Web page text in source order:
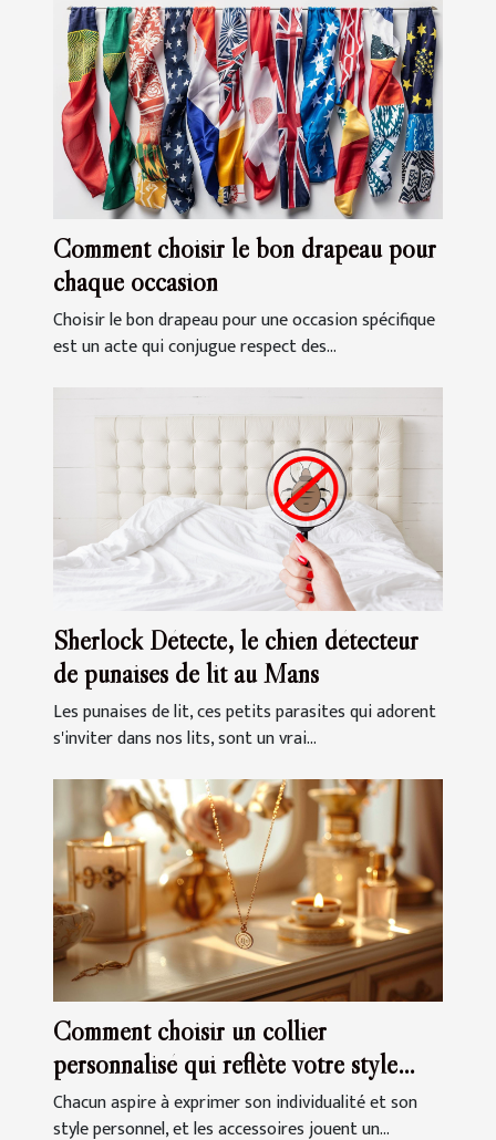
Comment choisir le bon drapeau pour
chaque occasion
Choisir le bon drapeau pour une occasion spécifique
est un acte qui conjugue respect des...
Sherlock Détecte, le chien détecteur
de punaises de lit au Mans
Les punaises de lit, ces petits parasites qui adorent
s'inviter dans nos lits, sont un vrai...
Comment choisir un collier
personnalisé qui reflète votre style
unique
Chacun aspire à exprimer son individualité et son
style personnel, et les accessoires jouent un...